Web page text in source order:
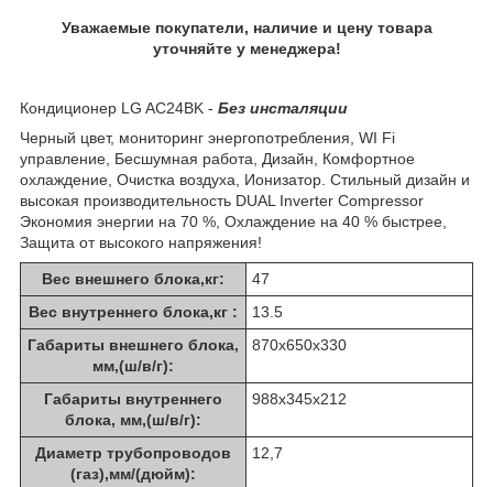
Уважаемые покупатели, наличие и цену товара
уточняйте у менеджера!
Кондиционер LG AC24BK - Без инсталяции
Черный цвет, мониторинг энергопотребления, WI Fi
управление, Бесшумная работа, Дизайн, Комфортное
охлаждение, Очистка воздуха, Ионизатор. Стильный дизайн и
высокая производительность DUAL Inverter Compressor
Экономия энергии на 70 %, Охлаждение на 40 % быстрее,
Защита от высокого напряжения!
Вес внешнего блока,кг:
47
Вес внутреннего блока,кг :
13.5
Габариты внешнего блока,
мм,(ш/в/г):
870х650х330
Габариты внутреннего
блока, мм,(ш/в/г):
988х345х212
Диаметр трубопроводов
(газ),мм/(дюйм):
12,7